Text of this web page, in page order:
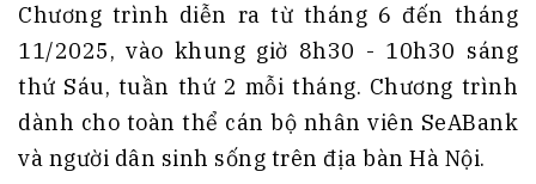
Chương trình diễn ra từ tháng 6 đến tháng
11/2025, vào khung giờ 8h30 - 10h30 sáng
thứ Sáu, tuần thứ 2 mỗi tháng. Chương trình
dành cho toàn thể cán bộ nhân viên SeABank
và người dân sinh sống trên địa bàn Hà Nội.